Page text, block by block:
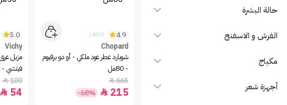
Arm & Hammer
ARMAND BASI
Atelier Des Ors
Aveeno
حالة البشرة
الفرش و الاسفنج
مكياج
أجهزة شعر
4.9
(480)
Chopard
شوبارد عطر عود ملكي - أو دو برفيوم
- 80مل
665

215

-68%
5.0
Vichy
فيتشي - 50مل
100

54
